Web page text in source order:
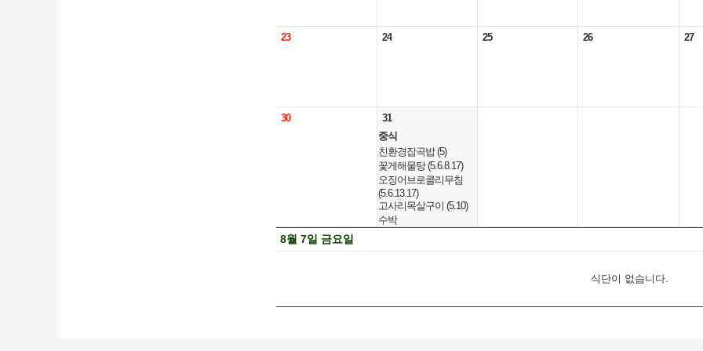
23 24 25 26 27
30
31
중식
친환경잡곡밥 (5)
꽃게해물탕 (5.6.8.17)
오징어브로콜리무침
(5.6.13.17)
고사리목살구이 (5.10)
수박
8월 7일 금요일
식단이 없습니다.